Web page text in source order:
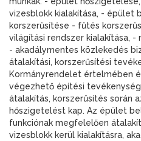
vizesblokk kialakítása, - épület
korszerűsítése - fűtés
világítási rendszer kialakítása, -
- akadálymentes közlekedés
átalakítási, korszerűsítési
Kormányrendelet értelmében
végezhető építési
átalakítás, korszerűsítés során
hőszigetelést kap. Az épület
funkciónak megfelelően
vizesblokk kerül kialakításra,